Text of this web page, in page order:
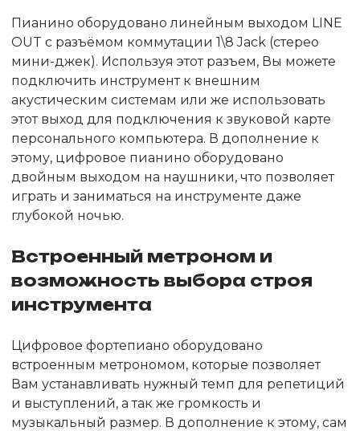
Пианино оборудовано линейным выходом LINE
OUT с разъёмом коммутации 1\8 Jack (стерео
мини-джек). Используя этот разъем, Вы можете
подключить инструмент к внешним
акустическим системам или же использовать
этот выход для подключения к звуковой карте
персонального компьютера. В дополнение к
этому, цифровое пианино оборудовано
двойным выходом на наушники, что позволяет
играть и заниматься на инструменте даже
глубокой ночью.
Встроенный метроном и
возможность выбора строя
инструмента
Цифровое фортепиано оборудовано
встроенным метрономом, которые позволяет
Вам устанавливать нужный темп для репетиций
и выступлений, а так же громкость и
музыкальный размер. В дополнение к этому, сам